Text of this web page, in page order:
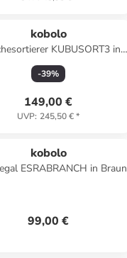
kobolo
KUBUSORT3 in
Grau
-39%
149,00 €
UVP: 245,50 €*
kobolo
ESRABRANCH in Braun
99,00 €